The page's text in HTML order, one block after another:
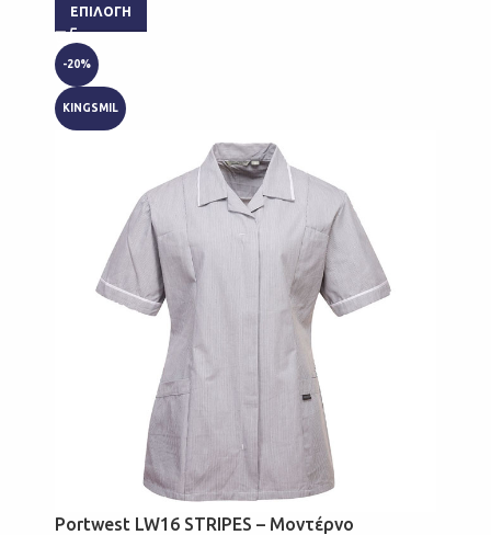
ΕΠΙΛΟΓΉ
-20%
KINGSMIL
Portwest LW16 STRIPES – Μοντέρνο